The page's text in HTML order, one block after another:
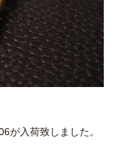
が入荷致しました。